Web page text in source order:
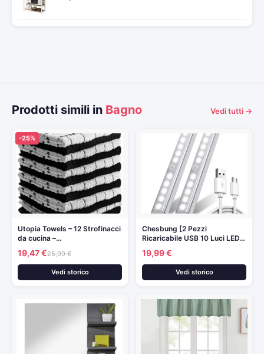
Prodotti simili in Bagno Vedi tutti →
-25%
Utopia Towels – 12 Strofinacci
da cucina –…
19,47 €25,99 €
Vedi storico
Chesbung [2 Pezzi
Ricaricabile USB 10 Luci LED…
19,99 €
Vedi storico